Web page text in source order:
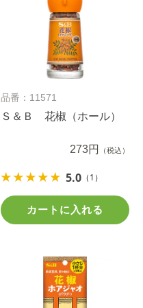
品番：11571
Ｓ＆Ｂ 花椒（ホール）
273円 （税込）
5.0 （1）
カートに入れる